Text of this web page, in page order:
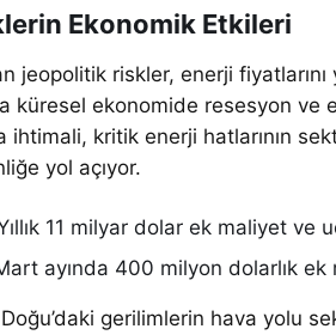
Ekonomik Etkileri
jeopolitik riskler, enerji fiyatlarını
küresel ekonomide resesyon ve
ihtimali, kritik enerji hatlarının
yol açıyor.
11 milyar dolar ek maliyet ve
ayında 400 milyon dolarlık ek
gerilimlerin hava yolu